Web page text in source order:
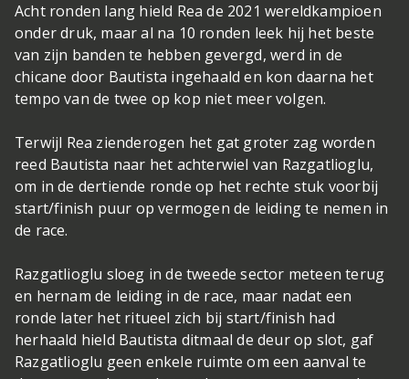
Acht ronden lang hield Rea de 2021 wereldkampioen
onder druk, maar al na 10 ronden leek hij het beste
van zijn banden te hebben gevergd, werd in de
chicane door Bautista ingehaald en kon daarna het
tempo van de twee op kop niet meer volgen.
Terwijl Rea zienderogen het gat groter zag worden
reed Bautista naar het achterwiel van Razgatlioglu,
om in de dertiende ronde op het rechte stuk voorbij
start/finish puur op vermogen de leiding te nemen in
de race.
Razgatlioglu sloeg in de tweede sector meteen terug
en hernam de leiding in de race, maar nadat een
ronde later het ritueel zich bij start/finish had
herhaald hield Bautista ditmaal de deur op slot, gaf
Razgatlioglu geen enkele ruimte om een aanval te